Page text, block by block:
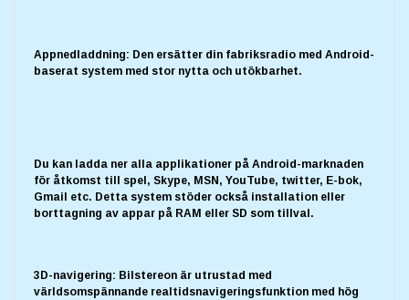
Appnedladdning: Den ersätter din fabriksradio med Android-
baserat system med stor nytta och utökbarhet.
Du kan ladda ner alla applikationer på Android-marknaden
för åtkomst till spel, Skype, MSN, YouTube, twitter, E-bok,
Gmail etc. Detta system stöder också installation eller
borttagning av appar på RAM eller SD som tillval.
3D-navigering: Bilstereon är utrustad med
världsomspännande realtidsnavigeringsfunktion med hög